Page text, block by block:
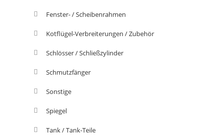
Fenster- / Scheibenrahmen
Kotflügel-Verbreiterungen / Zubehör
Schlösser / Schließzylinder
Schmutzfänger
Sonstige
Spiegel
Tank / Tank-Teile